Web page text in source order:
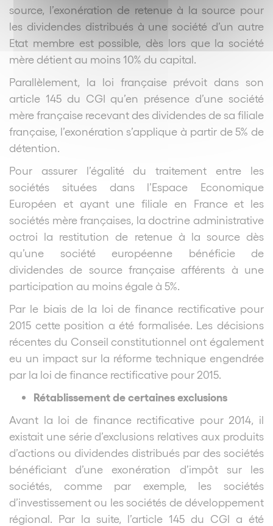
source, l’exonération de retenue à la source pour
les dividendes distribués à une société d’un autre
Etat membre est possible, dès lors que la société
mère détient au moins 10% du capital.
Parallèlement, la loi française prévoit dans son
article 145 du CGI qu’en présence d’une société
mère française recevant des dividendes de sa filiale
française, l’exonération s’applique à partir de 5% de
détention.
Pour assurer l’égalité du traitement entre les
sociétés situées dans l’Espace Economique
Européen et ayant une filiale en France et les
sociétés mère françaises, la doctrine administrative
octroi la restitution de retenue à la source dès
qu’une société européenne bénéficie de
dividendes de source française afférents à une
participation au moins égale à 5%.
Par le biais de la loi de finance rectificative pour
2015 cette position a été formalisée. Les décisions
récentes du Conseil constitutionnel ont également
eu un impact sur la réforme technique engendrée
par la loi de finance rectificative pour 2015.
Rétablissement de certaines exclusions
Avant la loi de finance rectificative pour 2014, il
existait une série d’exclusions relatives aux produits
d’actions ou dividendes distribués par des sociétés
bénéficiant d’une exonération d’impôt sur les
sociétés, comme par exemple, les sociétés
d’investissement ou les sociétés de développement
régional. Par la suite, l’article 145 du CGI a été